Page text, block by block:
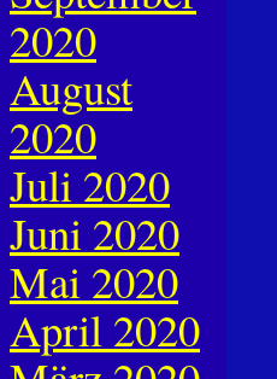
2020
August
2020
Juli 2020
Juni 2020
Mai 2020
April 2020